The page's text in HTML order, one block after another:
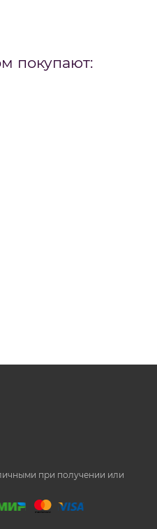
покупают:
при получении или